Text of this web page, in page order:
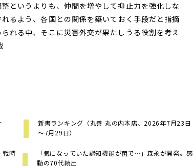
というよりも、仲間を増やして抑止力を強化しな
るよう、各国との関係を築いておく手段だと指摘
れる中、そこに災害外交が果たしうる役割を考え
新書ランキング（丸善 丸の内本店、2026年7月23日
～7月29日）
戦時
「気になっていた認知機能が菌で…」森永が開発。感
動の70代続出